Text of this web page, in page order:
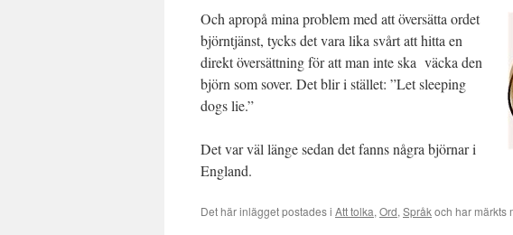
Och apropå mina problem med attöversätta ordet
björntjänst, tycks det vara lika svårt att hitta en
direkt översättning för att man inte ska väcka den
björn som sover. Det blir i stället: ”Let sleeping
dogs lie.”
Det var väl länge sedan det fanns några björnar i
England.
Det här inlägget postades i Att tolka, Ord, Språkoch har märkts